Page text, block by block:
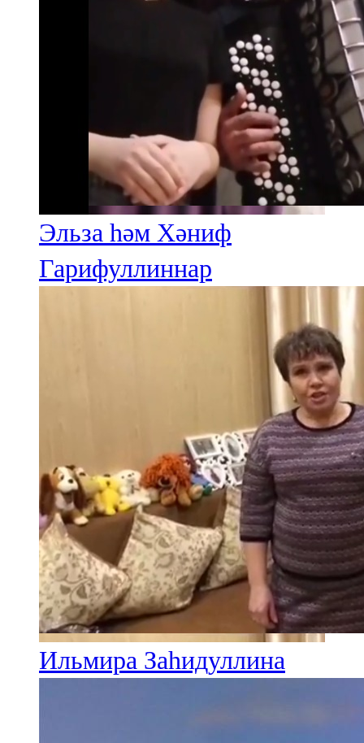
Эльза һәм Хәниф
Гарифуллиннар
Ильмира Заһидуллина